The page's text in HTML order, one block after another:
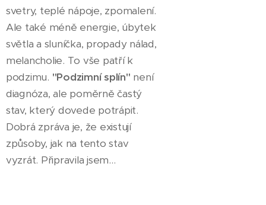
svetry, teplé nápoje, zpomalení.
Ale také méně energie, úbytek
světla a sluníčka, propady nálad,
melancholie. To vše patří k
podzimu. "Podzimní splín" není
diagnóza, ale poměrně častý
stav, který dovede potrápit.
Dobrá zpráva je, že existují
způsoby, jak na tento stav
vyzrát. Připravila jsem...